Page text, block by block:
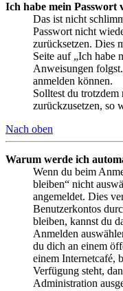
Ich habe mein Passwort
Das ist nicht
Passwort nicht
zurücksetzen. Dies
Seite auf „Ich habe
Anweisungen
anmelden können.
Solltest du
zurückzusetzen, so
Nach oben
Warum werde ich
Wenn du beim
bleiben“ nicht
angemeldet. Dies
Benutzerkontos
bleiben, kannst du
Anmelden
du dich an einem
einem Internetcafé,
Verfügung steht,
Administration